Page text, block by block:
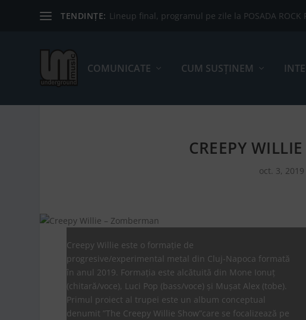
TENDINȚE: Lineup final, programul pe zile la POSADA ROCK
COMUNICATE CUM SUSȚINEM
CREEPY
oct. 3, 2019
Creepy Willie este o formație de
progresive/experimental metal din Cluj-Napoca formată
în anul 2019. Formația este alcătuită din Mone Ionuț
(chitară/voce), Luci Pop (bass/voce) și Mușat Alex (tobe).
Primul proiect al trupei este un album conceptual
denumit ”The Creepy Willie Show”care se focalizează pe